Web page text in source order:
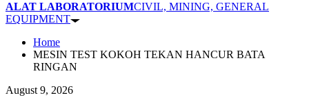
ALAT LABORATORIUMCIVIL, MINING, GENERAL
EQUIPMENT
Home
MESIN TEST KOKOH TEKAN HANCUR BATA
RINGAN
August 9, 2026